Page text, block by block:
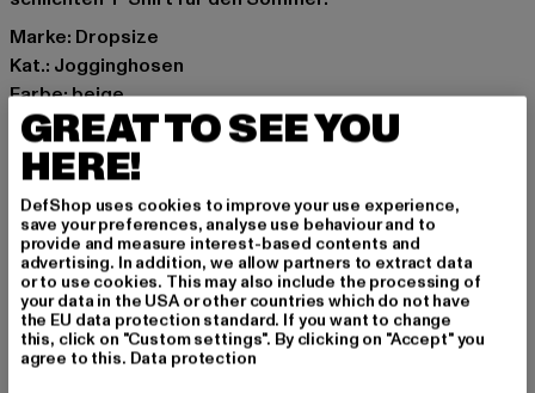
Marke: Dropsize
Kat.: Jogginghosen
Farbe: beige
Hersteller Farbe: simply taupe
Materialzusammensetzung: 70% Baumwolle, 30%
Polyester
Art.Nr: DS-CJ-010-20612
Hersteller: Dropsize GmbH |management@dropsize.de
Motzener Straße 6 | 12277 Berlin | DE
GRÖSSE & PASSFORM
GREAT TO SEE YOU
HERE!
DefShop uses cookies to improve your use experience,
save your preferences, analyse use behaviour and to
provide and measure interest-based contents and
advertising. In addition, we allow partners to extract data
or to use cookies. This may also include the processing of
your data in the USA or other countries which do not have
the EU data protection standard. If you want to change
this, click on "Custom settings". By clicking on "Accept" you
agree to this. Data protection